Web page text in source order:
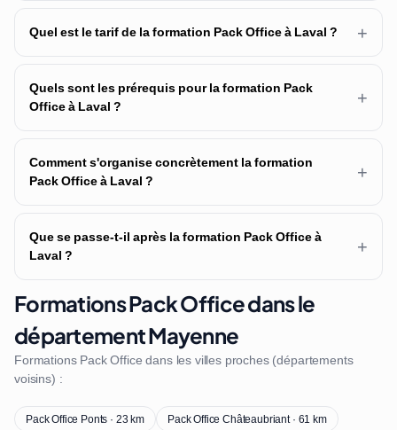
Quel est le tarif de la formation Pack Office à Laval ? +
Quels sont les prérequis pour la formation Pack
Office à Laval ?
+
Comment s'organise concrètement la formation
Pack Office à Laval ?
+
Que se passe-t-il après la formation Pack Office à
Laval ?
+
Formations Pack Office dans le
département Mayenne
Formations Pack Office dans les villes proches (départements
voisins) :
Pack Office Ponts · 23 km
Pack Office Châteaubriant · 61 km